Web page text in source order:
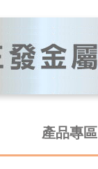
產品專區